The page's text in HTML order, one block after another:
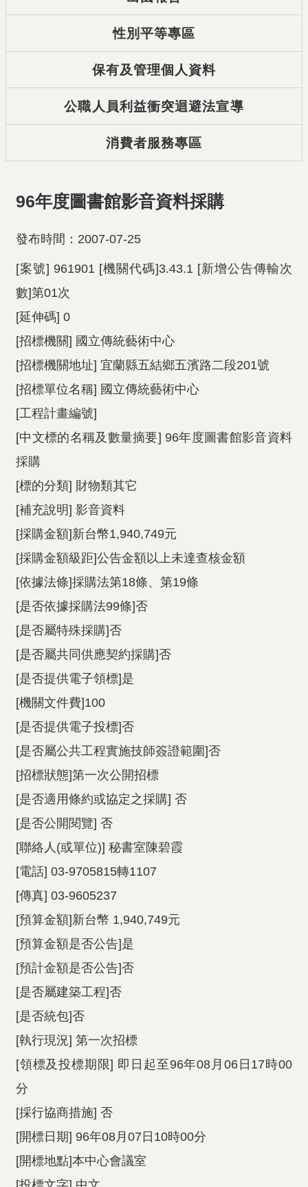
性別平等專區
保有及管理個人資料
公職人員利益衝突迴避法宣導
消費者服務專區
96年度圖書館影音資料採購
發布時間：2007-07-25
[案號] 961901 [機關代碼]3.43.1 [新增公告傳輸次
數]第01次
[延伸碼] 0
[招標機關] 國立傳統藝術中心
[招標機關地址] 宜蘭縣五結鄉五濱路二段201號
[招標單位名稱] 國立傳統藝術中心
[工程計畫編號]
[中文標的名稱及數量摘要] 96年度圖書館影音資料
採購
[標的分類] 財物類其它
[補充說明] 影音資料
[採購金額]新台幣1,940,749元
[採購金額級距]公告金額以上未達查核金額
[依據法條]採購法第18條、第19條
[是否依據採購法99條]否
[是否屬特殊採購]否
[是否屬共同供應契約採購]否
[是否提供電子領標]是
[機關文件費]100
[是否提供電子投標]否
[是否屬公共工程實施技師簽證範圍]否
[招標狀態]第一次公開招標
[是否適用條約或協定之採購] 否
[是否公開閱覽] 否
[聯絡人(或單位)] 秘書室陳碧霞
[電話] 03-9705815轉1107
[傳真] 03-9605237
[預算金額]新台幣 1,940,749元
[預算金額是否公告]是
[預計金額是否公告]否
[是否屬建築工程]否
[是否統包]否
[執行現況] 第一次招標
[領標及投標期限] 即日起至96年08月06日17時00
分
[採行協商措施] 否
[開標日期] 96年08月07日10時00分
[開標地點]本中心會議室